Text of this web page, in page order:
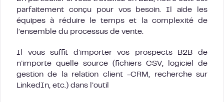
parfaitement conçu pour vos besoin. Il aide les
équipes à réduire le temps et la complexité de
l’ensemble du processus de vente.
Il vous suffit d’importer vos prospects B2B de
n’importe quelle source (fichiers CSV, logiciel de
gestion de la relation client -CRM, recherche sur
LinkedIn, etc.) dans l’outil